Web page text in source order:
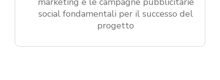
social fondamentali per il successo del
progetto